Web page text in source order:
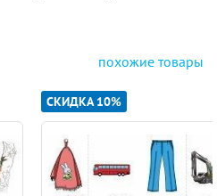
похожие товары
СКИДКА 10%